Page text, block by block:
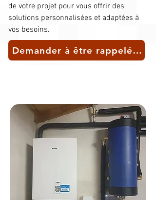
de votre projet pour vous offrir des
solutions personnalisées et adaptées à
vos besoins.
Demander à être rappelé(e) pour un conseil